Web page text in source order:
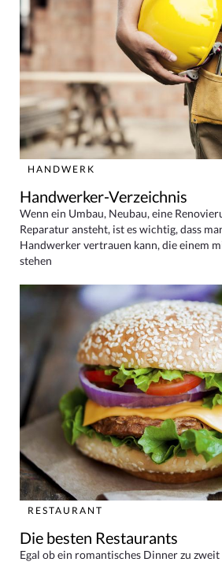
HANDWERK
Handwerker-Verzeichnis
Wenn ein Umbau, Neubau, eine
Reparatur ansteht, ist es wichtig, dass
Handwerker vertrauen kann, die einem
stehen
RESTAURANT
Die besten Restaurants
Egal ob ein romantisches Dinner zu